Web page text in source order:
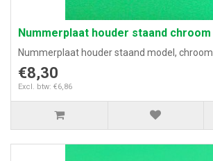
Nummerplaat houder staand chroom
Nummerplaat houder staand model, chroom..
€8,30
Excl. btw: €6,86